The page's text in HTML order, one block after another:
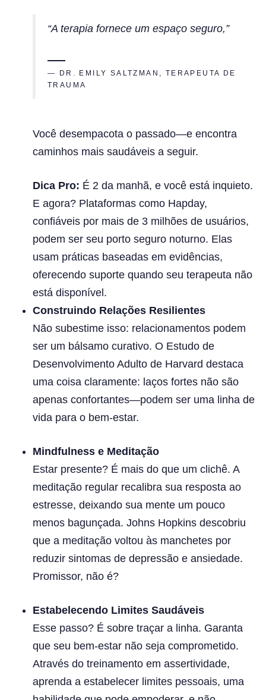
“A terapia fornece um espaço seguro,”
— DR. EMILY SALTZMAN, TERAPEUTA DE
TRAUMA
Você desempacota o passado—e encontra
caminhos mais saudáveis a seguir.
Dica Pro: É 2 da manhã, e você está inquieto.
E agora? Plataformas como Hapday,
confiáveis por mais de 3 milhões de usuários,
podem ser seu porto seguro noturno. Elas
usam práticas baseadas em evidências,
oferecendo suporte quando seu terapeuta não
está disponível.
Construindo Relações Resilientes
Não subestime isso: relacionamentos podem
ser um bálsamo curativo. O Estudo de
Desenvolvimento Adulto de Harvard destaca
uma coisa claramente: laços fortes não são
apenas confortantes—podem ser uma linha de
vida para o bem-estar.
Mindfulness e Meditação
Estar presente? É mais do que um clichê. A
meditação regular recalibra sua resposta ao
estresse, deixando sua mente um pouco
menos bagunçada. Johns Hopkins descobriu
que a meditação voltou às manchetes por
reduzir sintomas de depressão e ansiedade.
Promissor, não é?
Estabelecendo Limites Saudáveis
Esse passo? É sobre traçar a linha. Garanta
que seu bem-estar não seja comprometido.
Através do treinamento em assertividade,
aprenda a estabelecer limites pessoais, uma